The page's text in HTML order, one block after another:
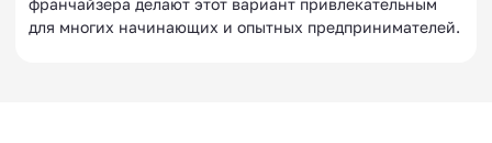
франчайзера делают этот вариант привлекательным
для многих начинающих и опытных предпринимателей.